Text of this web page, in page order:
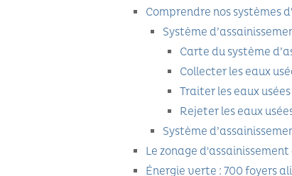
Comprendre nos systèmes
Système
Carte du système
Collecter les eaux
Traiter les eaux
Rejeter les eaux
Système
Le zonage d'assainissement
Énergie verte : 700 foyers